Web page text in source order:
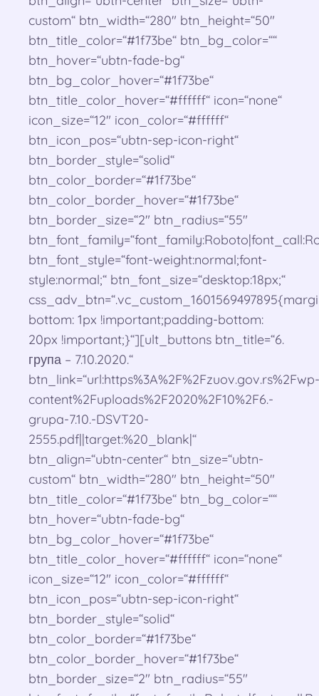
custom“ btn_width=“280″ btn_height=“50″
btn_title_color=“#1f73be“ btn_bg_color=““
btn_hover=“ubtn-fade-bg“
btn_bg_color_hover=“#1f73be“
btn_title_color_hover=“#ffffff“ icon=“none“
icon_size=“12″ icon_color=“#ffffff“
btn_icon_pos=“ubtn-sep-icon-right“
btn_border_style=“solid“
btn_color_border=“#1f73be“
btn_color_border_hover=“#1f73be“
btn_border_size=“2″ btn_radius=“55″
btn_font_style=“font-weight:normal;font-
style:normal;“ btn_font_size=“desktop:18px;“
bottom: 1px !important;padding-bottom:
20px !important;}“][ult_buttons btn_title=“6.
група – 7.10.2020.“
btn_link=“url:https%3A%2F%2Fzuov.gov.rs%2Fwp-
content%2Fuploads%2F2020%2F10%2F6.-
grupa-7.10.-DSVT20-
2555.pdf||target:%20_blank|“
btn_align=“ubtn-center“ btn_size=“ubtn-
custom“ btn_width=“280″ btn_height=“50″
btn_title_color=“#1f73be“ btn_bg_color=““
btn_hover=“ubtn-fade-bg“
btn_bg_color_hover=“#1f73be“
btn_title_color_hover=“#ffffff“ icon=“none“
icon_size=“12″ icon_color=“#ffffff“
btn_icon_pos=“ubtn-sep-icon-right“
btn_border_style=“solid“
btn_color_border=“#1f73be“
btn_color_border_hover=“#1f73be“
btn_border_size=“2″ btn_radius=“55″